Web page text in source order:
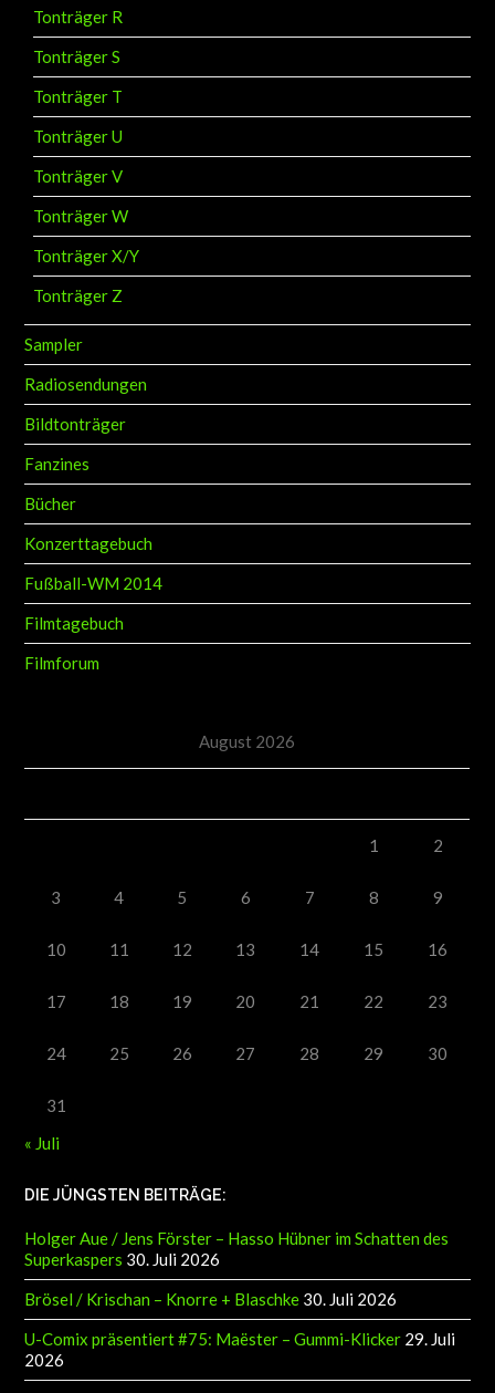
Tonträger R
Tonträger S
Tonträger T
Tonträger U
Tonträger V
Tonträger W
Tonträger X/Y
Tonträger Z
Sampler
Radiosendungen
Bildtonträger
Fanzines
Bücher
Konzerttagebuch
Fußball-WM 2014
Filmtagebuch
Filmforum
August 2026
1 2
3 4 5 6 7 8 9
10 11 12 13 14 15 16
17 18 19 20 21 22 23
24 25 26 27 28 29 30
31
« Juli
DIE JÜNGSTEN BEITRÄGE:
Holger Aue / Jens Förster – Hasso Hübner im Schatten des
Superkaspers 30. Juli 2026
Brösel / Krischan – Knorre + Blaschke 30. Juli 2026
U-Comix präsentiert #75: Maëster – Gummi-Klicker 29. Juli
2026